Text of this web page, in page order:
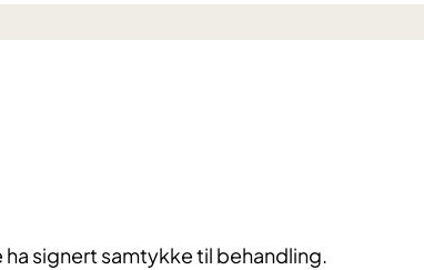
signert samtykke til behandling.